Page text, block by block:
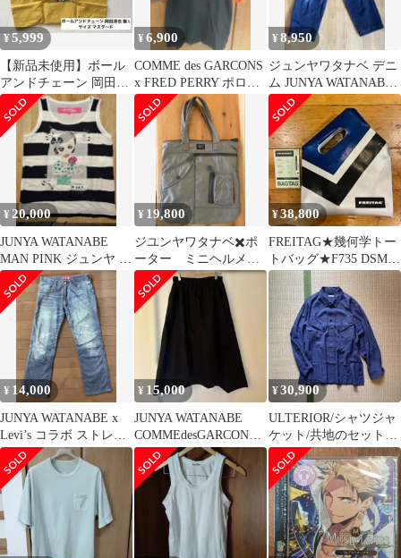
¥5,999
【新品未使用】ボール
アンドチェーン 岡田淳
也 猫 Lサイズ マスター
ド
¥6,900
COMME des GARCONS
x FRED PERRY ポロシ
ャツ
¥8,950
ジュンヤワタナベ デニ
ム JUNYA WATANABE
コムデギャルソン
¥ 20,000
JUNYA WATANABE
MAN PINK ジュンヤ ワ
タナベ タンクトップ
¥ 19,800
ジユンヤワタナベ✖️ポ
ーター ミニヘルメッ
トバッグ
¥38,800
FREITAG★幾何学トー
トバッグ★F735 DSMド
ーバー
¥ 14,000
JUNYA WATANABE x
Levi’s コラボ ストレー
トデニム
¥ 15,000
JUNYA WATANABE
COMMEdesGARCONS
サルエルパンツ
¥30,900
ULTERIOR/シャツジャ
ケット/共地のセットア
ップになるショーツも
販売中